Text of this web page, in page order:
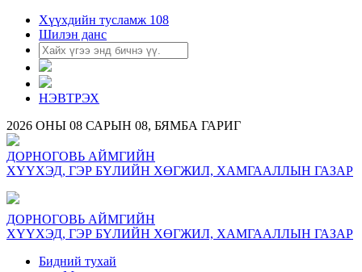
Хүүхдийн тусламж 108
Шилэн данс
НЭВТРЭХ
2026 ОНЫ 08 САРЫН 08, БЯМБА ГАРИГ
ДОРНОГОВЬ АЙМГИЙН
ХҮҮХЭД, ГЭР БҮЛИЙН ХӨГЖИЛ, ХАМГААЛЛЫН ГАЗАР
ДОРНОГОВЬ АЙМГИЙН
ХҮҮХЭД, ГЭР БҮЛИЙН ХӨГЖИЛ, ХАМГААЛЛЫН ГАЗАР
Бидний тухай